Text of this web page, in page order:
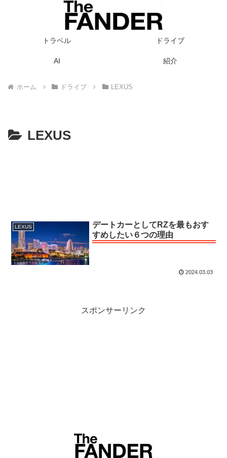
トラベル ドライブ
AI 紹介
ホーム ドライブ LEXUS
LEXUS
LEXUS
デートカーとしてRZを最もおす
すめしたい６つの理由
2024.03.03
スポンサーリンク